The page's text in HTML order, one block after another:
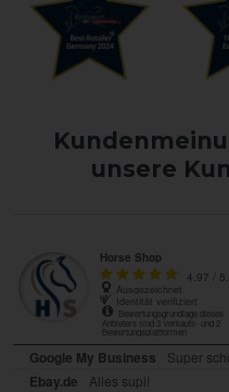
unsere